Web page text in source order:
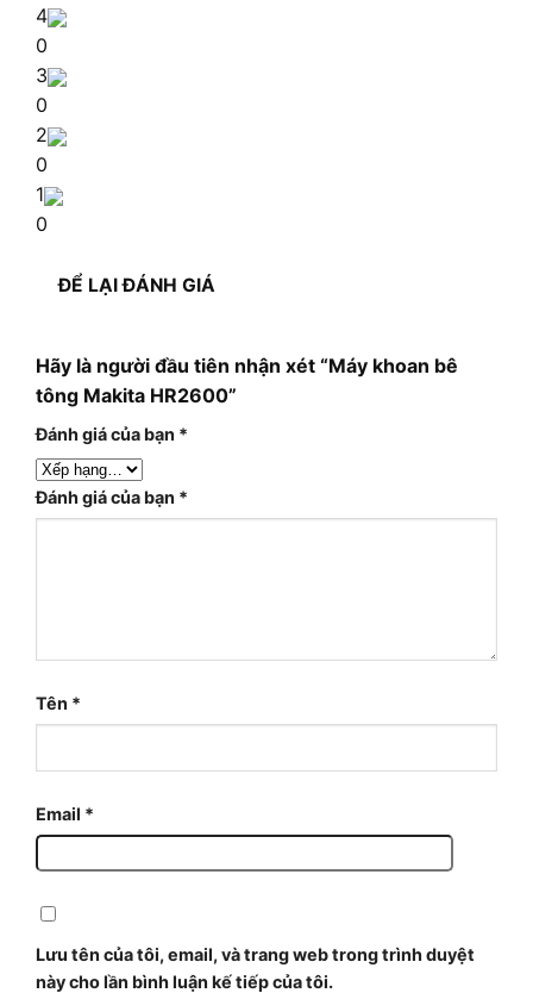
4
0
3
0
2
0
1
0
ĐỂ LẠI ĐÁNH GIÁ
Hãy là người đầu tiên nhận xét “Máy khoan bê
tông Makita HR2600”
Đánh giá của bạn *
Đánh giá của bạn *
Tên *
Email *
Lưu tên của tôi, email, và trang web trong trình duyệt
này cho lần bình luận kế tiếp của tôi.